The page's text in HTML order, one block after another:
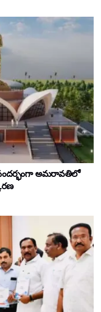
సందర్భంగా అమరావతిలో